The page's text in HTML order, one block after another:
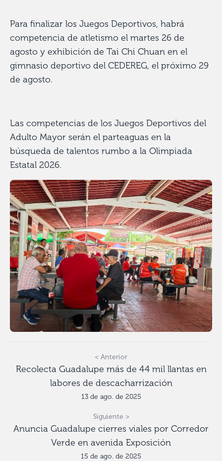
Para finalizar los Juegos Deportivos, habrá
competencia de atletismo el martes 26 de
agosto y exhibición de Tai Chi Chuan en el
gimnasio deportivo del CEDEREG, el próximo 29
de agosto.
Las competencias de los Juegos Deportivos del
Adulto Mayor serán el parteaguas en la
búsqueda de talentos rumbo a la Olimpiada
Estatal 2026.
< Anterior
Recolecta Guadalupe más de 44 mil llantas en
labores de descacharrización
13 de ago. de 2025
Siguiente >
Anuncia Guadalupe cierres viales por Corredor
Verde en avenida Exposición
15 de ago. de 2025